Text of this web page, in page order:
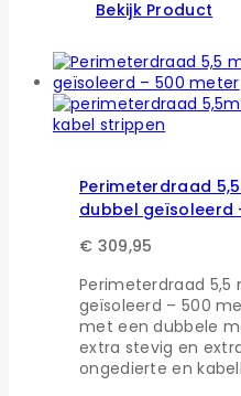
Bekijk Product
Perimeterdraad
dubbel geïsoleerd
€ 309,95
Perimeterdraad 5,5
geïsoleerd – 500
met een dubbele
extra stevig en
ongedierte en